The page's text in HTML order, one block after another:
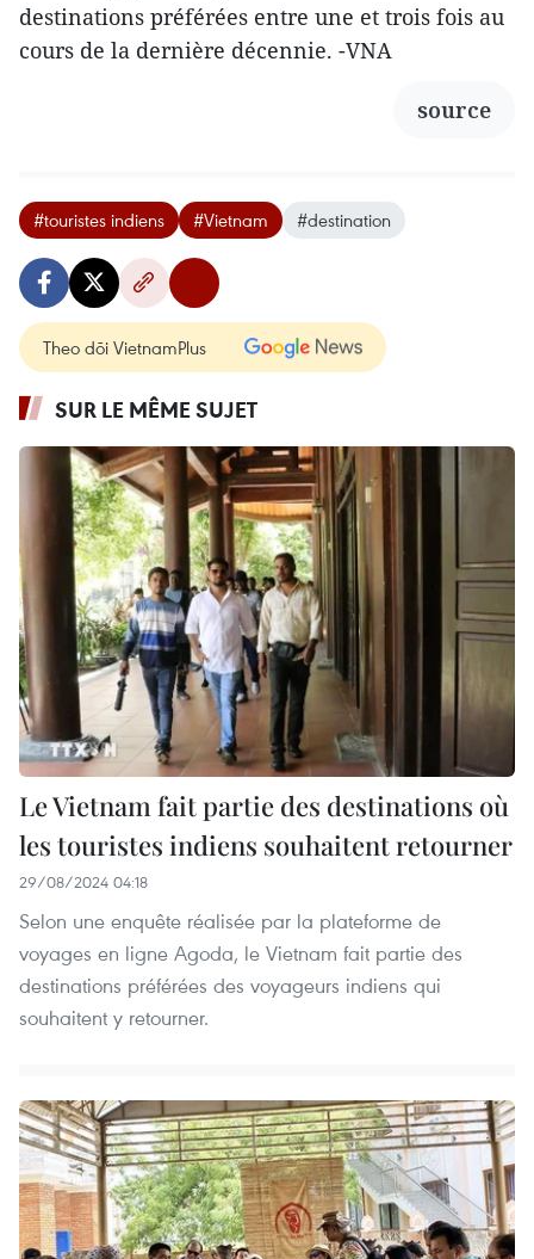
destinations préférées entre une et trois fois au
cours de la dernière décennie. -VNA
source
#touristes indiens #Vietnam #destination
Theo dõi VietnamPlus
SUR LE MÊME SUJET
Le Vietnam fait partie des destinations où
les touristes indiens souhaitent retourner
29/08/2024 04:18
Selon une enquête réalisée par la plateforme de
voyages en ligne Agoda, le Vietnam fait partie des
destinations préférées des voyageurs indiens qui
souhaitent y retourner.